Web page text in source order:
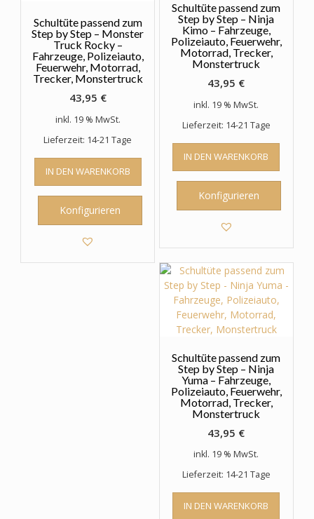
Schultüte passend zum
Step by Step – Monster
Truck Rocky –
Fahrzeuge, Polizeiauto,
Feuerwehr, Motorrad,
Trecker, Monstertruck
43,95 €
inkl. 19 % MwSt.
Lieferzeit: 14-21 Tage
IN DEN WARENKORB
Konfigurieren
Schultüte passend zum
Step by Step – Ninja
Kimo – Fahrzeuge,
Polizeiauto, Feuerwehr,
Motorrad, Trecker,
Monstertruck
43,95 €
inkl. 19 % MwSt.
Lieferzeit: 14-21 Tage
IN DEN WARENKORB
Konfigurieren
Schultüte passend zum
Step by Step – Ninja
Yuma – Fahrzeuge,
Polizeiauto, Feuerwehr,
Motorrad, Trecker,
Monstertruck
43,95 €
inkl. 19 % MwSt.
Lieferzeit: 14-21 Tage
IN DEN WARENKORB